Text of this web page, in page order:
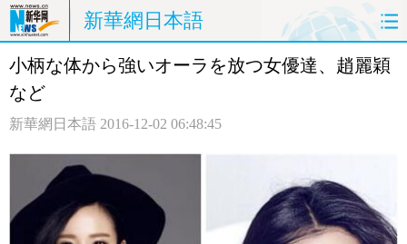
新華網日本語
ホームページ 政治 経済
観光 評論
中日対訳
小柄な体から強いオーラを放つ女優達、趙麗穎
など
新華網日本語 2016-12-02 06:48:45